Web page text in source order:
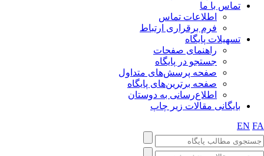
تماس با ما
اطلاعات تماس
فرم برقراری ارتباط
تسهیلات پایگاه
راهنمای صفحات
جستجو در پایگاه
صفحه پرسش‌های متداول
صفحه برترین‌های پایگاه
اطلاع‌رسانی به دوستان
بایگانی مقالات زیر چاپ
EN